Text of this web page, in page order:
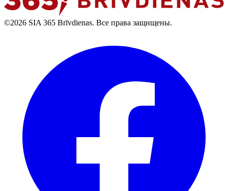
©2026 SIA 365 Brīvdienas. Все права защищены.